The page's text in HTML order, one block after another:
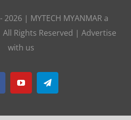
2026 | MYTECH MYANMAR a
Rights Reserved | Advertise
with us
YouTubeTelegram